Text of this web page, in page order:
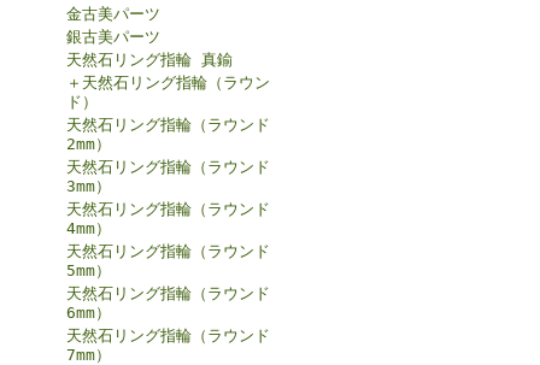
金古美パーツ
銀古美パーツ
天然石リング指輪 真鍮
＋天然石リング指輪（ラウン
ド）
天然石リング指輪（ラウンド
2mm）
天然石リング指輪（ラウンド
3mm）
天然石リング指輪（ラウンド
4mm）
天然石リング指輪（ラウンド
5mm）
天然石リング指輪（ラウンド
6mm）
天然石リング指輪（ラウンド
7mm）